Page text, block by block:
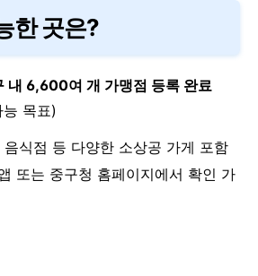
한 곳은?
내 6,600여 개 가맹점 등록 완료
목표)
음식점 등 다양한 소상공 가게 포함
또는 중구청 홈페이지에서 확인 가